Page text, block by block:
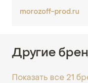
morozoff-prod.ru
Другие
Показать все 21